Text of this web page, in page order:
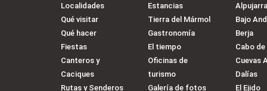
Localidades
Qué visitar
Qué hacer
Fiestas
Canteros y
Caciques
Rutas y Senderos
Estancias
Tierra del Mármol
Gastronomía
El tiempo
Oficinas de
turismo
Galería de fotos
Alpujarra
Bajo
Berja
Cabo de
Cuevas
Dalías
El Ejido